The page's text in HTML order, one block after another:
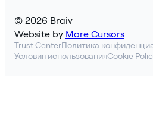
© 2026 Braiv
Website by More Cursors
Trust CenterПолитика
Условия использованияCookie